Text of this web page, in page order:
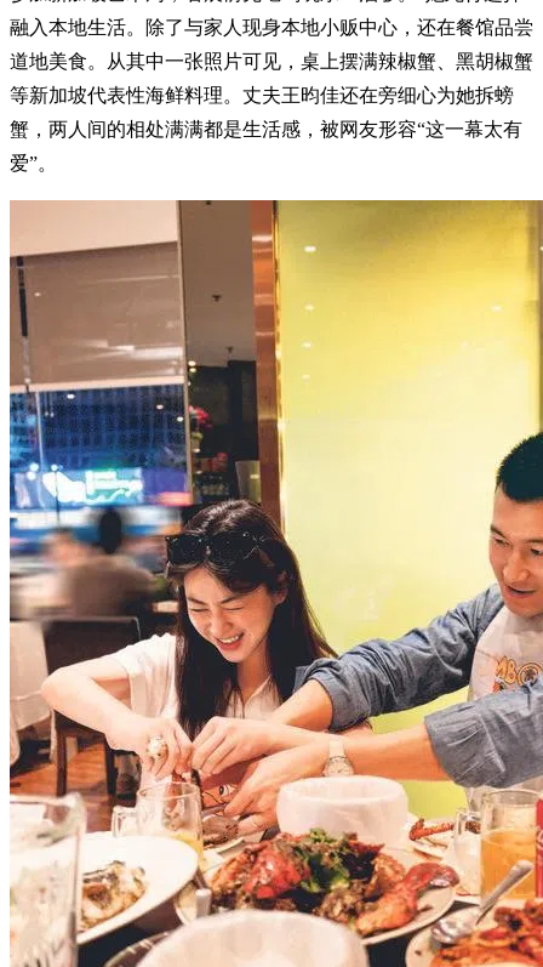
融入本地生活。除了与家人现身本地小贩中心，还在餐馆品尝
道地美食。从其中一张照片可见，桌上摆满辣椒蟹、黑胡椒蟹
等新加坡代表性海鲜料理。丈夫王昀佳还在旁细心为她拆螃
蟹，两人间的相处满满都是生活感，被网友形容“这一幕太有
爱”。